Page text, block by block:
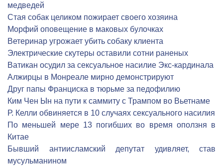
медведей
Стая собак целиком пожирает своего хозяина
Морфий оповещение в маковых булочках
Ветеринар угрожает убить собаку клиента
Электрические скутеры оставили сотни раненых
Ватикан осудил за сексуальное насилие Экс-кардинала
Алжирцы в Монреале мирно демонстрируют
Друг папы Франциска в тюрьме за педофилию
Ким Чен Ын на пути к саммиту с Трампом во Вьетнаме
Р. Келли обвиняется в 10 случаях сексуального насилия
По меньшей мере 13 погибших во время оползня в
Китае
Бывший антиисламский депутат удивляет, став
мусульманином